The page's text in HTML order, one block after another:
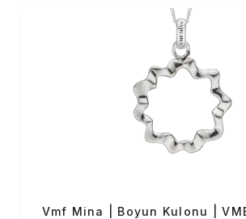
Vmf Mina | Boyun Kulonu |
Alış-verişə davam et